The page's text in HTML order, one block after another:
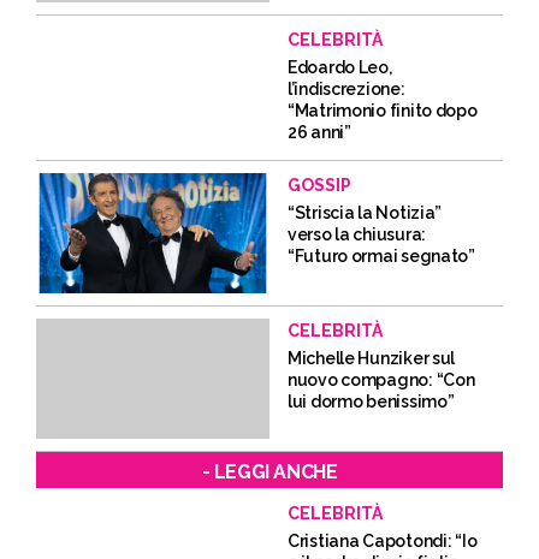
CELEBRITÀ
Edoardo Leo,
l’indiscrezione:
“Matrimonio finito dopo
26 anni”
GOSSIP
“Striscia la Notizia”
verso la chiusura:
“Futuro ormai segnato”
CELEBRITÀ
Michelle Hunziker sul
nuovo compagno: “Con
lui dormo benissimo”
- LEGGI ANCHE
CELEBRITÀ
Cristiana Capotondi: “Io